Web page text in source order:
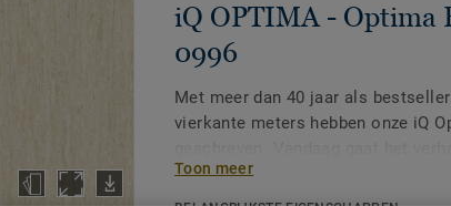
iQ OPTIMA - Optima
0996
Met meer dan 40 jaar als
vierkante meters hebben onze iQ
collectie.
Toon meer